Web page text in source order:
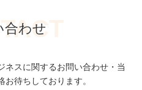
合わせ
ネスに関するお問い合わせ・当
待ちしております。